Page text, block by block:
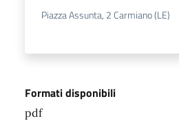
Piazza Assunta, 2 Carmiano (LE)
Formati disponibili
pdf